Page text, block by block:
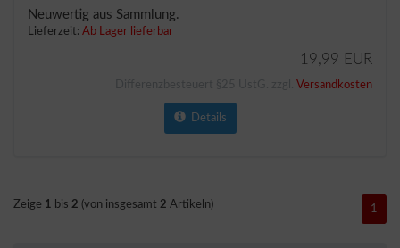
Neuwertig aus Sammlung.
Lieferzeit: Ab Lager lieferbar
19,99 EUR
Versandkosten
Details
Zeige 1 bis 2 (von insgesamt 2 Artikeln) 1